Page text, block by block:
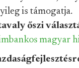
is támogatja.
őszi
magyar